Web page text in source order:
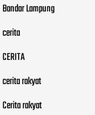
Bandar Lampung
cerita
CERITA
cerita rakyat
Cerita rakyat